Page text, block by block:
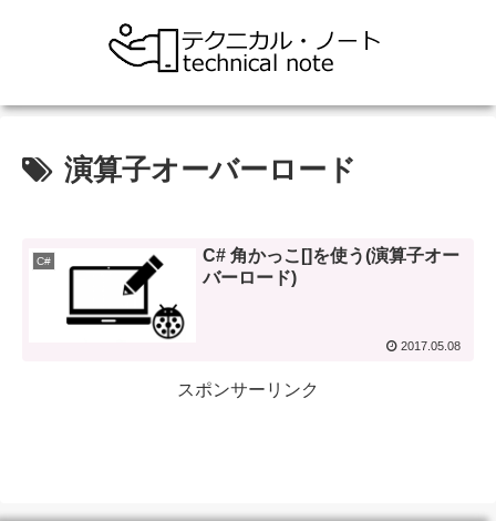
演算子オーバーロード
C#
C# 角かっこ[]を使う(演算子オー
バーロード)
2017.05.08
スポンサーリンク